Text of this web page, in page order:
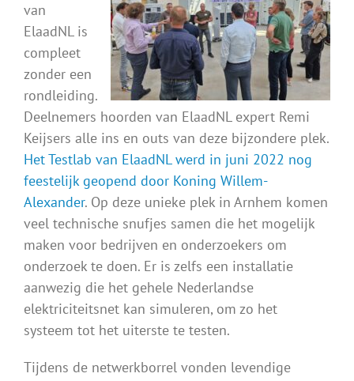
van
ElaadNL is
compleet
zonder een
rondleiding.
Deelnemers hoorden van ElaadNL expert Remi
Keijsers alle ins en outs van deze bijzondere plek.
Het Testlab van ElaadNL werd in juni 2022 nog
feestelijk geopend door Koning Willem-
Alexander. Op deze unieke plek in Arnhem komen
veel technische snufjes samen die het mogelijk
maken voor bedrijven en onderzoekers om
onderzoek te doen. Er is zelfs een installatie
aanwezig die het gehele Nederlandse
elektriciteitsnet kan simuleren, om zo het
systeem tot het uiterste te testen.
Tijdens de netwerkborrel vonden levendige